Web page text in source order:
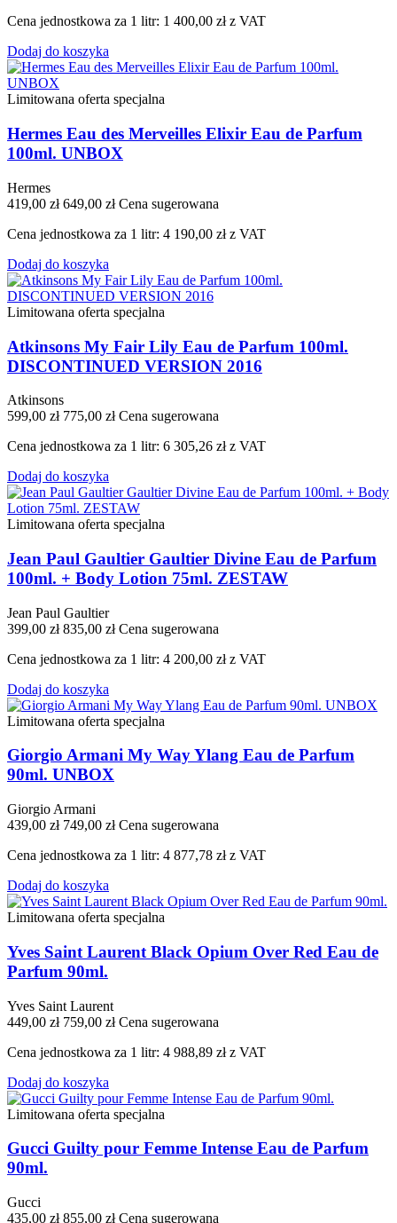
Cena jednostkowa za 1 litr: 1 400,00 zł z VAT
Dodaj do koszyka
Limitowana oferta specjalna
Hermes Eau des Merveilles Elixir Eau de Parfum
100ml. UNBOX
Hermes
419,00 zł 649,00 zł Cena sugerowana
Cena jednostkowa za 1 litr: 4 190,00 zł z VAT
Dodaj do koszyka
Limitowana oferta specjalna
Atkinsons My Fair Lily Eau de Parfum 100ml.
DISCONTINUED VERSION 2016
Atkinsons
599,00 zł 775,00 zł Cena sugerowana
Cena jednostkowa za 1 litr: 6 305,26 zł z VAT
Dodaj do koszyka
Limitowana oferta specjalna
Jean Paul Gaultier Gaultier Divine Eau de Parfum
100ml. + Body Lotion 75ml. ZESTAW
Jean Paul Gaultier
399,00 zł 835,00 zł Cena sugerowana
Cena jednostkowa za 1 litr: 4 200,00 zł z VAT
Dodaj do koszyka
Limitowana oferta specjalna
Giorgio Armani My Way Ylang Eau de Parfum
90ml. UNBOX
Giorgio Armani
439,00 zł 749,00 zł Cena sugerowana
Cena jednostkowa za 1 litr: 4 877,78 zł z VAT
Dodaj do koszyka
Limitowana oferta specjalna
Yves Saint Laurent Black Opium Over Red Eau de
Parfum 90ml.
Yves Saint Laurent
449,00 zł 759,00 zł Cena sugerowana
Cena jednostkowa za 1 litr: 4 988,89 zł z VAT
Dodaj do koszyka
Limitowana oferta specjalna
Gucci Guilty pour Femme Intense Eau de Parfum
90ml.
Gucci
435,00 zł 855,00 zł Cena sugerowana